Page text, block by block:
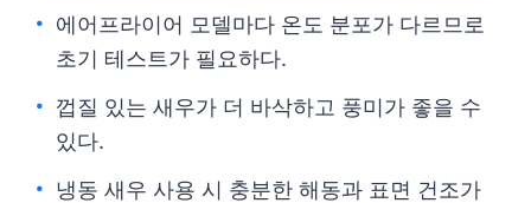
에어프라이어 모델마다 온도 분포가 다르므로
초기 테스트가 필요하다.
껍질 있는 새우가 더 바삭하고 풍미가 좋을 수
있다.
냉동 새우 사용 시 충분한 해동과 표면 건조가